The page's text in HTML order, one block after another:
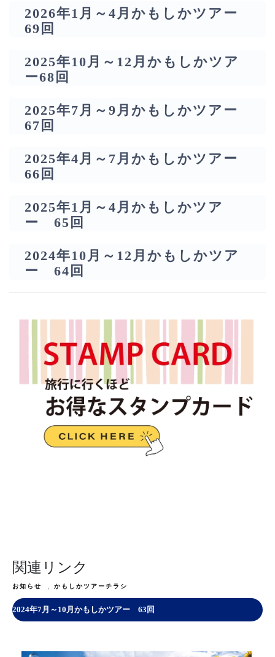
2026年1月～4月かもしかツアー
69回
2025年10月～12月かもしかツア
ー68回
2025年7月～9月かもしかツアー
67回
2025年4月～7月かもしかツアー
66回
2025年1月～4月かもしかツア
ー 65回
2024年10月～12月かもしかツア
ー 64回
関連リンク
お知らせ , かもしかツアーチラシ
2024年7月～10月かもしかツアー 63回